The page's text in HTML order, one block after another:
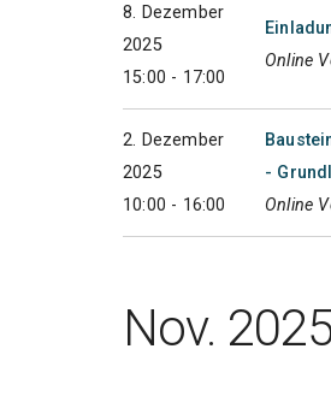
8. Dezember
2025
15:00 - 17:00
Online
2. Dezember
2025
10:00 - 16:00
-
Online
Nov.